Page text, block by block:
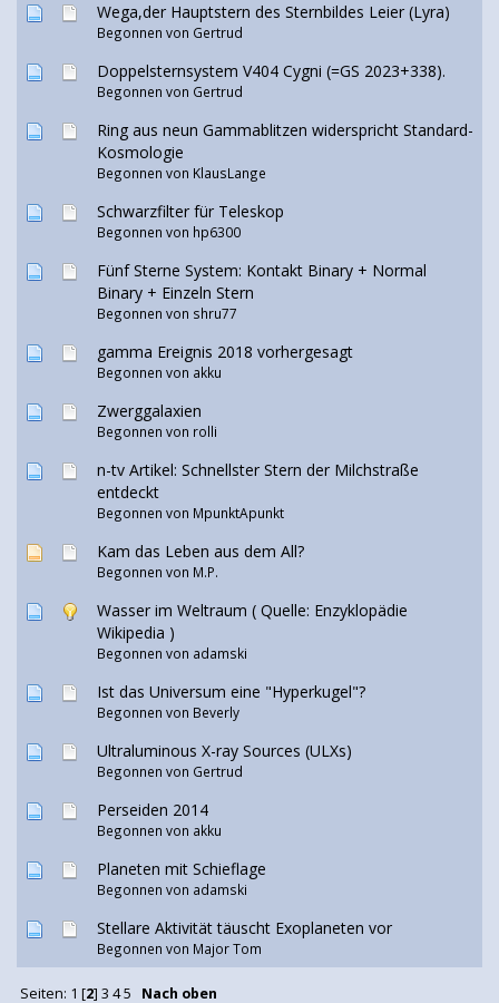
Wega,der Hauptstern des Sternbildes Leier (Lyra)
Begonnen von Gertrud
Doppelsternsystem V404 Cygni (=GS 2023+338).
Begonnen von Gertrud
Ring aus neun Gammablitzen widerspricht Standard-
Kosmologie
Begonnen von KlausLange
Schwarzfilter für Teleskop
Begonnen von hp6300
Fünf Sterne System: Kontakt Binary + Normal
Binary + Einzeln Stern
Begonnen von shru77
gamma Ereignis 2018 vorhergesagt
Begonnen von akku
Zwerggalaxien
Begonnen von rolli
n-tv Artikel: Schnellster Stern der Milchstraße
entdeckt
Begonnen von MpunktApunkt
Kam das Leben aus dem All?
Begonnen von M.P.
Wasser im Weltraum ( Quelle: Enzyklopädie
Wikipedia )
Begonnen von adamski
Ist das Universum eine "Hyperkugel"?
Begonnen von Beverly
Ultraluminous X-ray Sources (ULXs)
Begonnen von Gertrud
Perseiden 2014
Begonnen von akku
Planeten mit Schieflage
Begonnen von adamski
Stellare Aktivität täuscht Exoplaneten vor
Begonnen von Major Tom
Seiten: 1 [2] 3 4 5 Nach oben